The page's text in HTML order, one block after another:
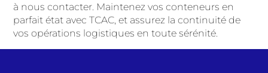
à nous contacter. Maintenez vos conteneurs en
parfait état avec TCAC, et assurez la continuité de
vos opérations logistiques en toute sérénité.